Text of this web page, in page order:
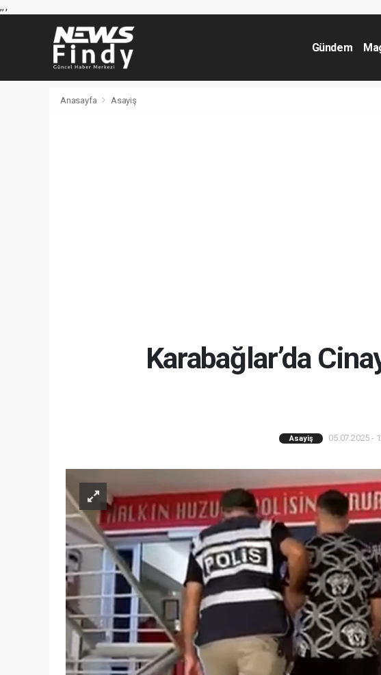
,,,
Gündem
Anasayfa Asayiş
Karabağlar’da
Asayiş 05.07.2025 -